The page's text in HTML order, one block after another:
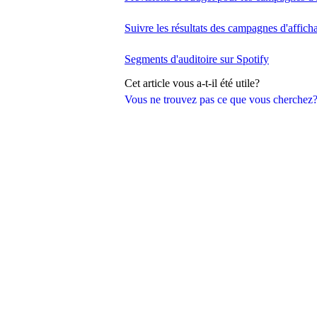
Vous ne trouvez pas ce que vous cherchez?
Suivre les résultats des campagnes
Segments d'auditoire sur Spotify
Cet article vous a-t-il été utile?